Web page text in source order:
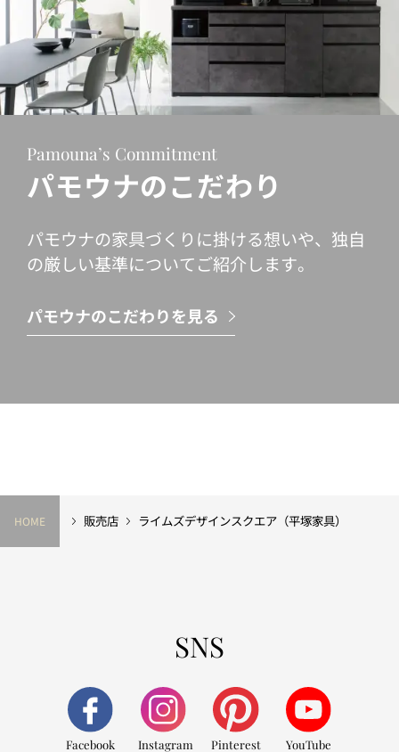
Pamouna’s Commitment
パモウナのこだわり
パモウナの家具づくりに掛ける想いや、独自
の厳しい基準についてご紹介します。
パモウナのこだわりを見る
HOME 販売店 ライムズデザインスクエア（平塚家具）
SNS
Facebook Instagram Pinterest YouTube